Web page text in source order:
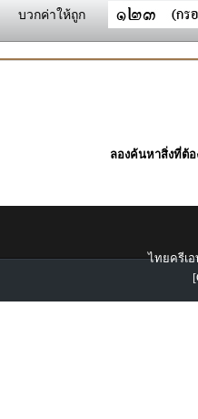
บวกค่าให้ถูก
ลองค้นหาสิ่งที่ต้อ
ไทยครีเอ
[